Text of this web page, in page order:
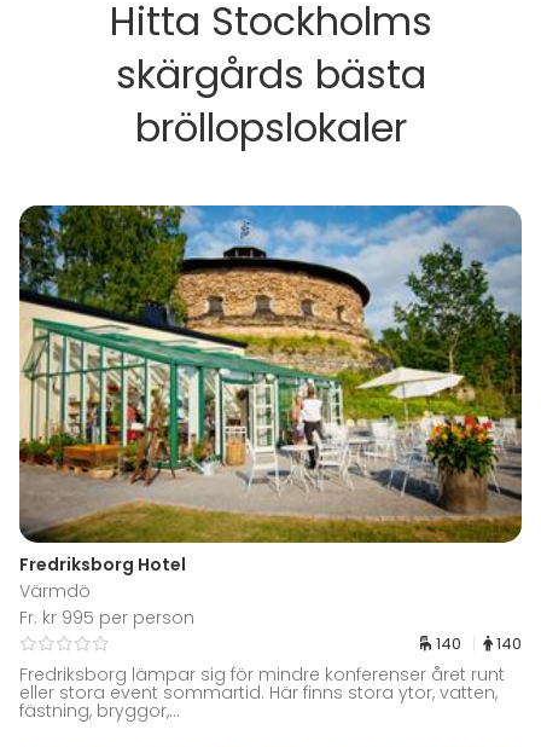
Hitta Stockholms
skärgårds bästa
bröllopslokaler
Fredriksborg Hotel
Värmdö
Fr. kr 995 per person
140 140
Fredriksborg lämpar sig för mindre konferenser året runt
eller stora event sommartid. Här finns stora ytor, vatten,
fästning, bryggor,...